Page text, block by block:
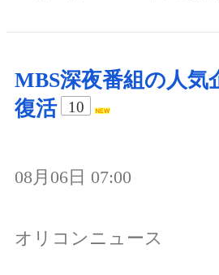
MBS深夜番組の人気
復活
10
08月06日 07:00
オリコンニュース